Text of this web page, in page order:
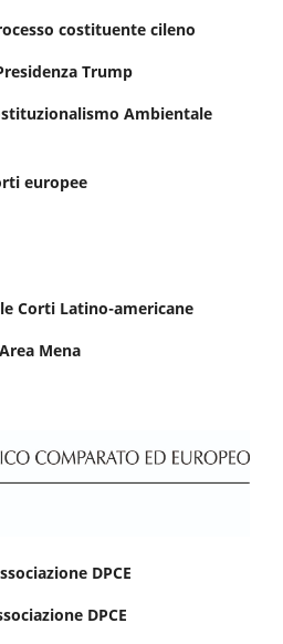
costituente cileno
Trump
Ambientale
europee
Corti Latino-americane
Mena
DPCE
DPCE